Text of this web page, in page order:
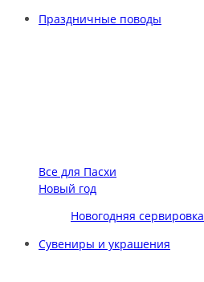
Праздничные поводы
Все для Пасхи
Новый год
Новогодняя сервировка
Сувениры и украшения